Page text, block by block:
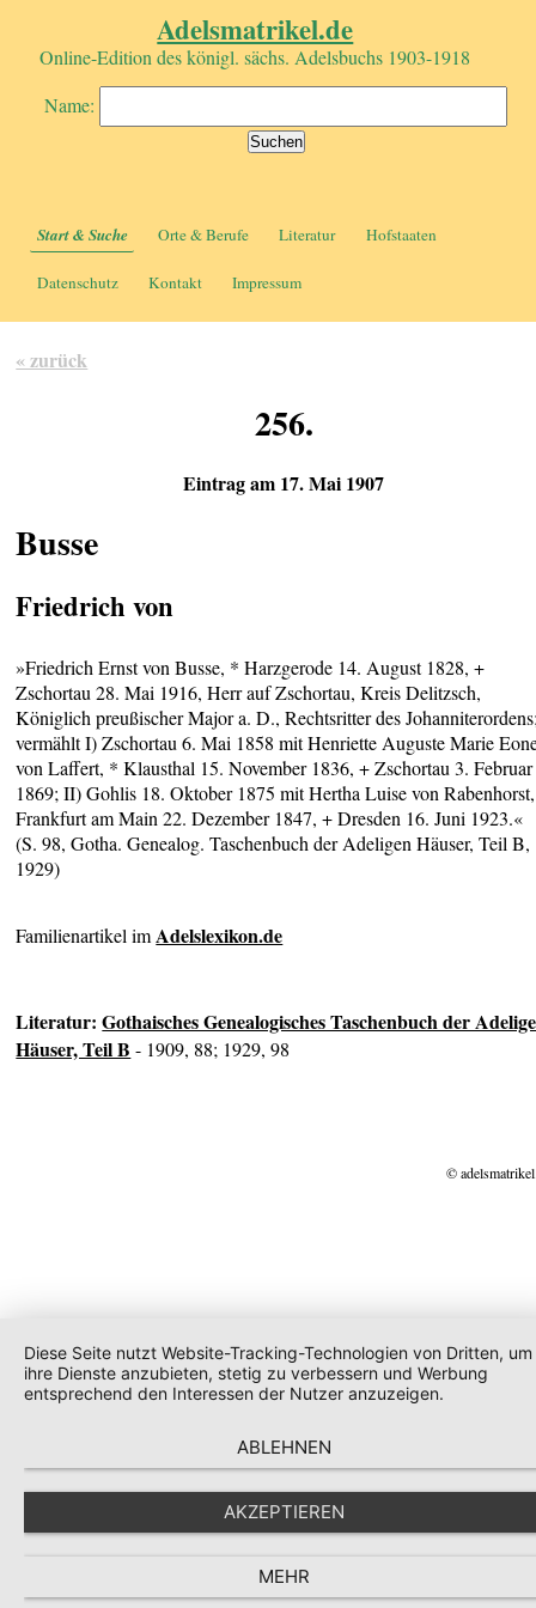
Adelsmatrikel.de
Online-Edition des königl. sächs. Adelsbuchs 1903-1918
Name:
Start & Suche Orte & Berufe Literatur Hofstaaten
Datenschutz Kontakt Impressum
« zurück
256.
Eintrag am 17. Mai 1907
Busse
Friedrich von
»Friedrich Ernst von Busse, * Harzgerode 14. August 1828, +
Zschortau 28. Mai 1916, Herr auf Zschortau, Kreis Delitzsch,
Königlich preußischer Major a. D., Rechtsritter des
vermählt I) Zschortau 6. Mai 1858 mit Henriette Auguste Marie
von Laffert, * Klausthal 15. November 1836, + Zschortau 3. Februar
1869; II) Gohlis 18. Oktober 1875 mit Hertha Luise von
Frankfurt am Main 22. Dezember 1847, + Dresden 16. Juni 1923.«
(S. 98, Gotha. Genealog. Taschenbuch der Adeligen Häuser, Teil B,
1929)
Familienartikel im Adelslexikon.de
Literatur:Gothaisches Genealogisches Taschenbuch der
Häuser, Teil B - 1909, 88; 1929, 98
©
Diese Seite nutzt Website-Tracking-Technologien von Dritten, um
ihre Dienste anzubieten, stetig zu verbessern und Werbung
entsprechend den Interessen der Nutzer anzuzeigen.
ABLEHNEN
AKZEPTIEREN
MEHR